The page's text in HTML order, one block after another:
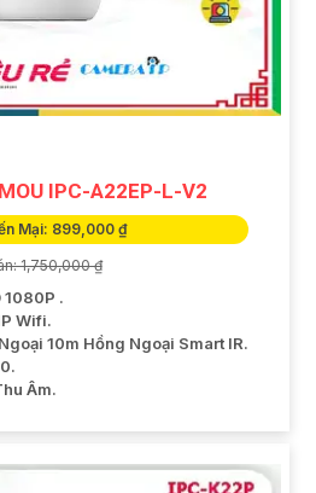
IPC-A22EP-L-V2
Mại: 899,000 ₫
1,750,000 ₫
1080P .
Wifi.
10m Hồng Ngoại Smart IR.
Âm.